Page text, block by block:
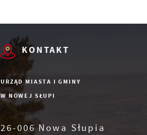
KONTAKT
URZĄD MIASTA I GMINY
W NOWEJ SŁUPI
26-006 Nowa Słupia